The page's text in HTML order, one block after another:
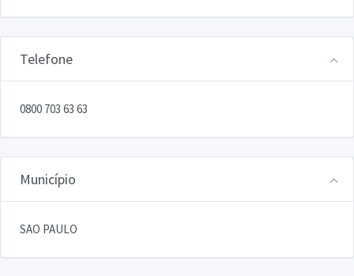
Telefone
0800 703 63 63
Município
SAO PAULO